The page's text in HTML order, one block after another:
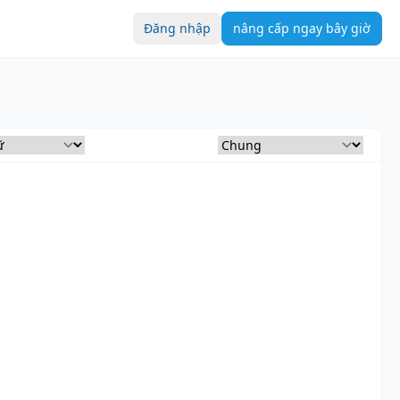
Đăng nhập nâng cấp ngay bây giờ